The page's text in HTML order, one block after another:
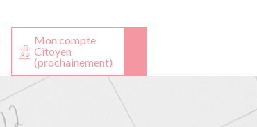
Mon compte
Citoyen
(prochainement)